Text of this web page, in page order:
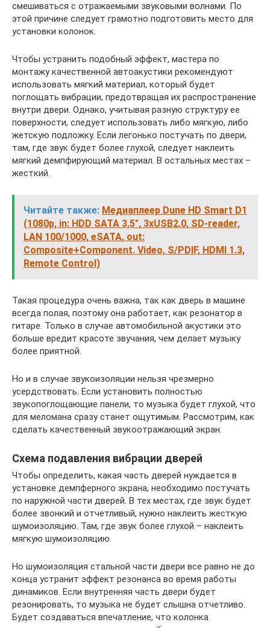
смешиваться с отражаемыми звуковыми волнами. По
этой причине следует грамотно подготовить место для
установки колонок.
Чтобы устранить подобный эффект, мастера по
монтажу качественной автоакустики рекомендуют
использовать мягкий материал, который будет
поглощать вибрации, предотвращая их распространение
внутри двери. Однако, учитывая разную структуру ее
поверхности, следует использовать либо мягкую, либо
жетскую подложку. Если легонько постучать по двери,
там, где звук будет более глухой, следует наклеить
мягкий демпфирующий материал. В остальных местах –
жесткий.
Читайте также: Медиаплеер Dune HD Smart D1
(1080p, in: HDD SATA 3,5", 3xUSB2.0, SD-reader,
LAN 100/1000, eSATA, out:
Composite+Component. Video, S/PDIF, HDMI 1.3,
Remote Control)
Такая процедура очень важна, так как дверь в машине
всегда полая, поэтому она работает, как резонатор в
гитаре. Только в случае автомобильной акустики это
больше вредит красоте звучания, чем делает музыку
более приятной.
Но и в случае звукоизоляции нельзя чрезмерно
усердствовать. Если установить полностью
звукопоглощающие панели, то музыка будет глухой, что
для меломана сразу станет ощутимым. Рассмотрим, как
сделать качественный звукоотражающий экран.
Схема подавления вибрации дверей
Чтобы определить, какая часть дверей нуждается в
установке демпферного экрана, необходимо постучать
по наружной части дверей. В тех местах, где звук будет
более звонкий и отчетливый, нужно наклеить жесткую
шумоизоляцию. Там, где звук более глухой – наклеить
мягкую шумоизоляцию.
Но шумоизоляция стальной части двери все равно не до
конца устранит эффект резонанса во время работы
динамиков. Если внутренняя часть двери будет
резонировать, то музыка не будет слышна отчетливо.
Будет создаваться впечатление, что колонка